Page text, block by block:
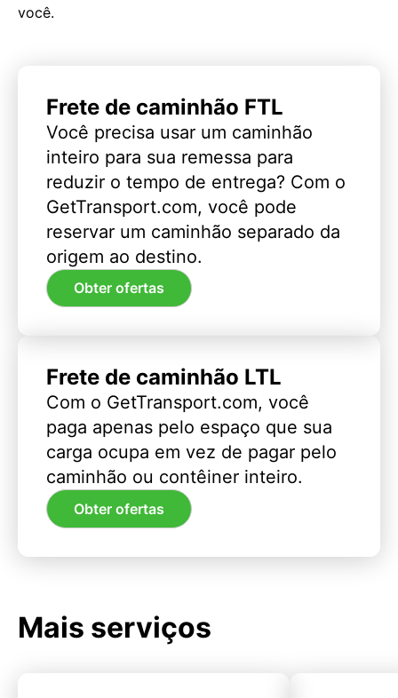
você.
Frete de caminhão FTL
Você precisa usar um caminhão
inteiro para sua remessa para
reduzir o tempo de entrega? Com o
GetTransport.com, você pode
reservar um caminhão separado da
origem ao destino.
Obter ofertas
Frete de caminhão LTL
Com o GetTransport.com, você
paga apenas pelo espaço que sua
carga ocupa em vez de pagar pelo
caminhão ou contêiner inteiro.
Obter ofertas
Mais serviços